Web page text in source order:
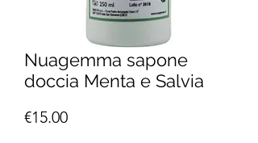
Nuagemma sapone
doccia Menta e Salvia
€15.00Price